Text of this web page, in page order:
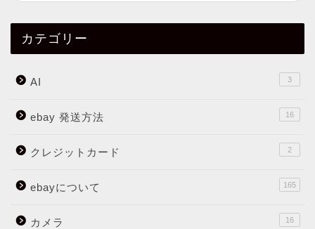
カテゴリー
AI 3
ebay 発送方法 16
クレジットカード 2
ebayについて 165
カメラ 16